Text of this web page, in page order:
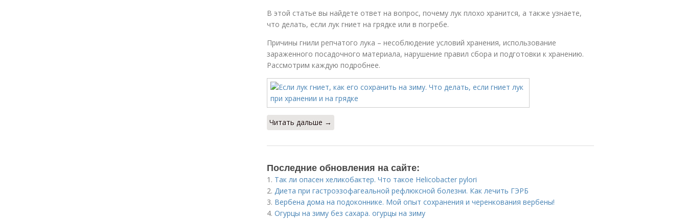
В этой статье вы найдете ответ на вопрос, почему лук плохо хранится, а также узнаете,
что делать, если лук гниет на грядке или в погребе.
Причины гнили репчатого лука – несоблюдение условий хранения, использование
зараженного посадочного материала, нарушение правил сбора и подготовки к хранению.
Рассмотрим каждую подробнее.
Читать дальше →
Последние обновления на сайте:
1. Так ли опасен хеликобактер. Что такое Helicobacter pylori
2. Диета при гастроэзофагеальной рефлюксной болезни. Как лечить ГЭРБ
3. Вербена дома на подоконнике. Мой опыт сохранения и черенкования вербены!
4. Огурцы на зиму без сахара. огурцы на зиму